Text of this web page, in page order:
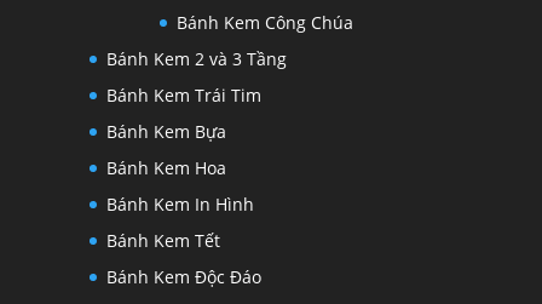
Bánh Kem Công Chúa
Bánh Kem 2 và 3 Tầng
Bánh Kem Trái Tim
Bánh Kem Bựa
Bánh Kem Hoa
Bánh Kem In Hình
Bánh Kem Tết
Bánh Kem Độc Đáo